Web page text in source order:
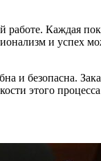
Каждая
и успех
и безопасна.
этого